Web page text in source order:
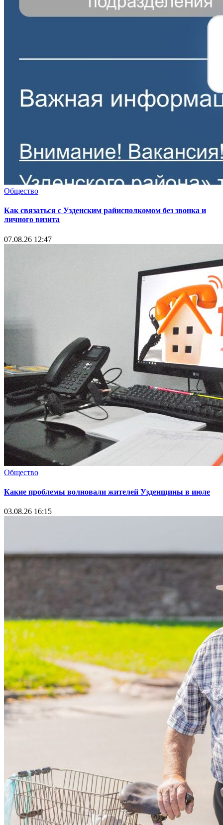
Общество
Как связаться с Узденским райисполкомом без звонка и
личного визита
07.08.26 12:47
Общество
Какие проблемы волновали жителей Узденщины в июле
03.08.26 16:15